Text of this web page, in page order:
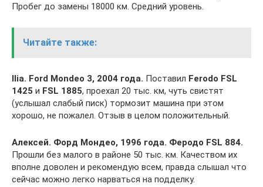
Пробег до замены 18000 км. Средний уровень.
Читайте также:
Ilia. Ford Mondeo 3, 2004 года. Поставил Ferodo FSL
1425 и FSL 1885, проехал 20 тыс. км, чуть свистят
(услышал слабый писк) тормозит машина при этом
хорошо, не пожалел. Отзыв в целом положительный.
Алексей. Форд Мондео, 1996 года. Феродо FSL 884.
Прошли без малого в районе 50 тыс. км. Качеством их
вполне доволен и рекомендую всем, правда слышал что
сейчас можно легко нарваться на подделку.